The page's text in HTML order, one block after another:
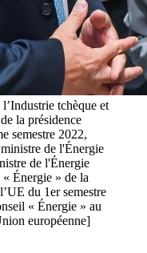
tchèque et
la présidence
semestre 2022,
de l'Énergie
de l'Énergie
« Énergie » de la
du 1er semestre
« Énergie » au
européenne]